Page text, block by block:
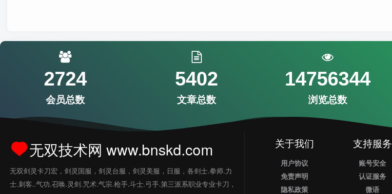
2724
会员总数
5402
文章总数
14756344
浏览总数
无双技术网 www.bnskd.com
无双剑灵卡刀宏，剑灵国服，剑灵台服，剑灵美服，日服，各剑士.拳师.力
士.刺客..气功.召唤.灵剑.咒术.气宗.枪手.斗士.弓手.第三派系职业专业卡刀，
关于我们
用户协议
免责声明
隐私政策
支持服务
账号安全
认证服务
微语